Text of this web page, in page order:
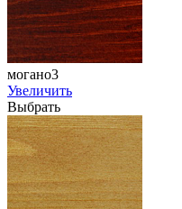
могано3
Увеличить
Выбрать